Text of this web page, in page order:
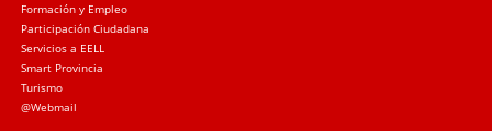
Formación y Empleo
Participación Ciudadana
Servicios a EELL
Smart Provincia
Turismo
@Webmail